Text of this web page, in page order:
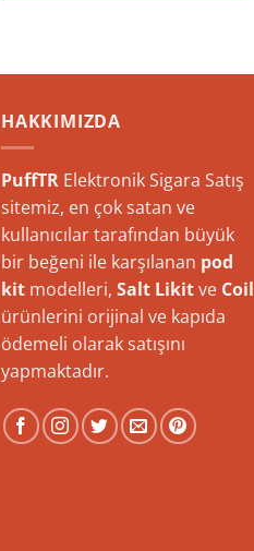
HAKKIMIZDA
PuffTR Elektronik Sigara Satış
sitemiz, en çok satan ve
kullanıcılar tarafından büyük
bir beğeni ile karşılanan pod
kit modelleri, Salt Likitve Coil
ürünlerini orijinal ve kapıda
ödemeli olarak satışını
yapmaktadır.